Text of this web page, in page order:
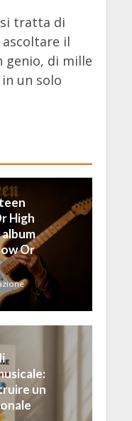
tratta di
il
genio, di mille
un solo
High
Or
un